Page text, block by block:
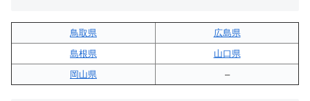
鳥取県
広島県
島根県
山口県
岡山県
–